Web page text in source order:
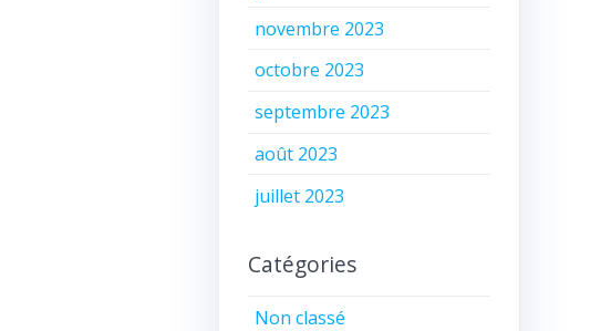
novembre 2023
octobre 2023
septembre 2023
août 2023
juillet 2023
Catégories
Non classé